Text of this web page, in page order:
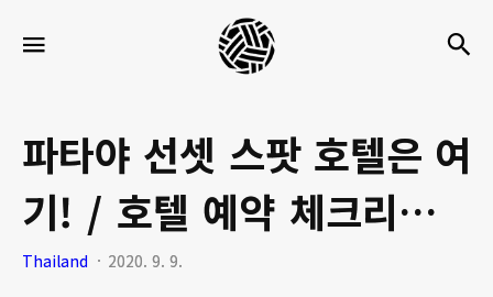
세
팍
크
로
라
파타야 선셋 스팟 호텔은 여
기! / 호텔 예약 체크리스트
정리
Thailand 2020. 9. 9.